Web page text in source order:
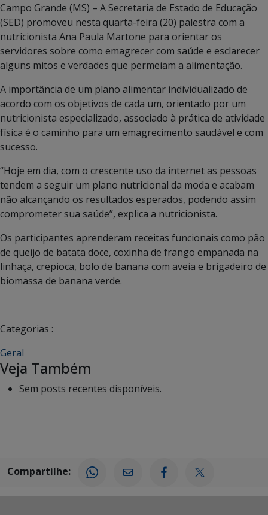
Campo Grande (MS) – A Secretaria de Estado de Educação
(SED) promoveu nesta quarta-feira (20) palestra com a
nutricionista Ana Paula Martone para orientar os
servidores sobre como emagrecer com saúde e esclarecer
alguns mitos e verdades que permeiam a alimentação.
A importância de um plano alimentar individualizado de
acordo com os objetivos de cada um, orientado por um
nutricionista especializado, associado à prática de atividade
física é o caminho para um emagrecimento saudável e com
sucesso.
“Hoje em dia, com o crescente uso da internet as pessoas
tendem a seguir um plano nutricional da moda e acabam
não alcançando os resultados esperados, podendo assim
comprometer sua saúde”, explica a nutricionista.
Os participantes aprenderam receitas funcionais como pão
de queijo de batata doce, coxinha de frango empanada na
linhaça, crepioca, bolo de banana com aveia e brigadeiro de
biomassa de banana verde.
Categorias :
Geral
Veja Também
Sem posts recentes disponíveis.
Compartilhe: